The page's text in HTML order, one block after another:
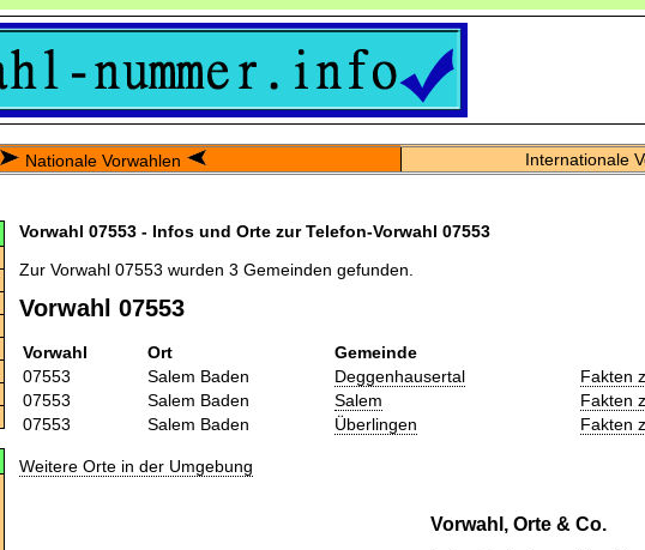
Nationale Vorwahlen Internationale
Vorwahl 07553 - Infos und Orte zur Telefon-Vorwahl 07553
Zur Vorwahl 07553 wurden 3 Gemeinden gefunden.
Vorwahl 07553
Vorwahl Ort
Gemeinde
07553
Salem Baden Deggenhausertal
Fakten
07553
Salem Baden Salem
Fakten
07553
Salem Baden Überlingen Fakten
Weitere Orte in der Umgebung
Vorwahl, Orte & Co.